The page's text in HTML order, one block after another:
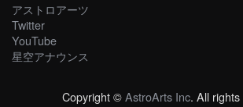
アストロアーツ
Twitter
YouTube
星空アナウンス
Copyright ©AstroArts Inc. All